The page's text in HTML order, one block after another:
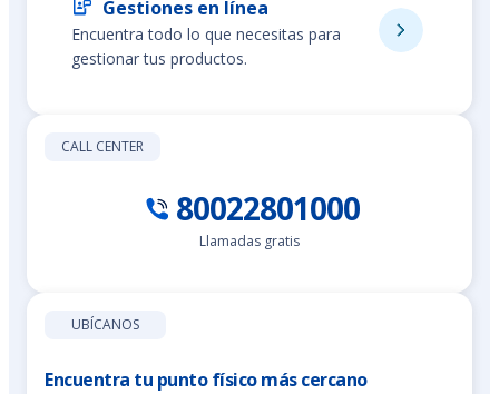
Gestiones en línea
Encuentra todo lo que necesitas para
gestionar tus productos.
CALL CENTER
80022801000
Llamadas gratis
UBÍCANOS
Encuentra tu punto físico más cercano